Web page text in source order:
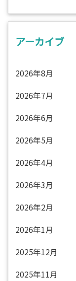
アーカイブ
2026年8月
2026年7月
2026年6月
2026年5月
2026年4月
2026年3月
2026年2月
2026年1月
2025年12月
2025年11月